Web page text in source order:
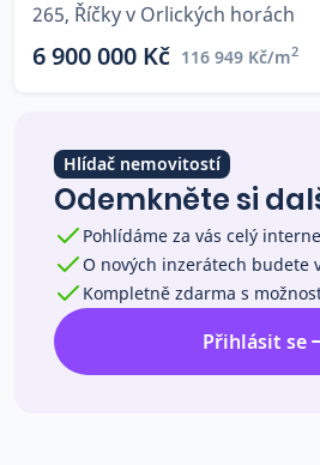
Blog
O nás
265, Říčky v Orlických horách
6 900 000 Kč 116 949 Kč/m2
Hlídač nemovitostí
Odemkněte si
Pohlídáme za vás celý
O nových inzerátech budete
Kompletně zdarma s
Přihlásit se